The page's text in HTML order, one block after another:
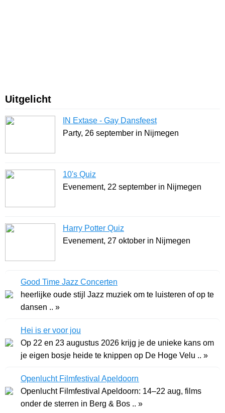
Uitgelicht
IN Extase - Gay Dansfeest
Party, 26 september in Nijmegen
10's Quiz
Evenement, 22 september in Nijmegen
Harry Potter Quiz
Evenement, 27 oktober in Nijmegen
Good Time Jazz Concerten
heerlijke oude stijl Jazz muziek om te luisteren of op te
dansen .. »
Hei is er voor jou
Op 22 en 23 augustus 2026 krijg je de unieke kans om
je eigen bosje heide te knippen op De Hoge Velu .. »
Openlucht Filmfestival Apeldoorn
Openlucht Filmfestival Apeldoorn: 14–22 aug, films
onder de sterren in Berg & Bos .. »